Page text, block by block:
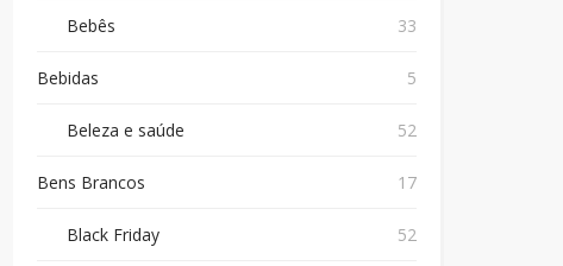
Bebês 33
Bebidas 5
Beleza e saúde 52
Bens Brancos 17
Black Friday 52